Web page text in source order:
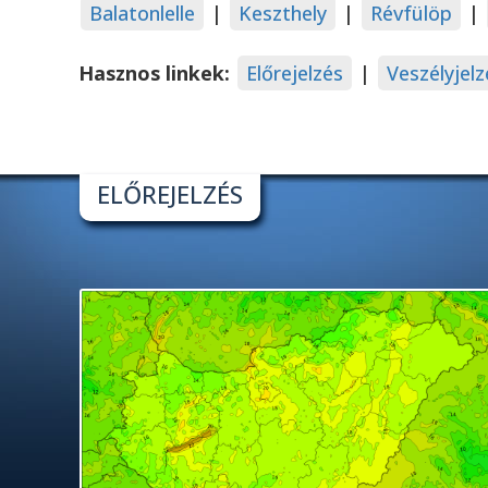
Balatonlelle
| Keszthely | Révfülöp |
Hasznos linkek: Előrejelzés |
ELŐREJELZÉS